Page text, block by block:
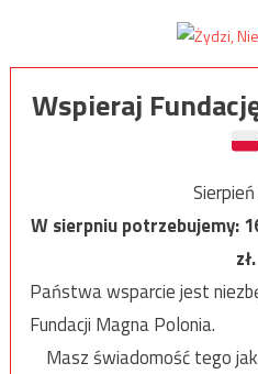
Wspieraj
W sierpniu potrzebujemy:
zł.
Państwa wsparcie jest
Fundacji Magna Polonia.
Masz świadomość tego